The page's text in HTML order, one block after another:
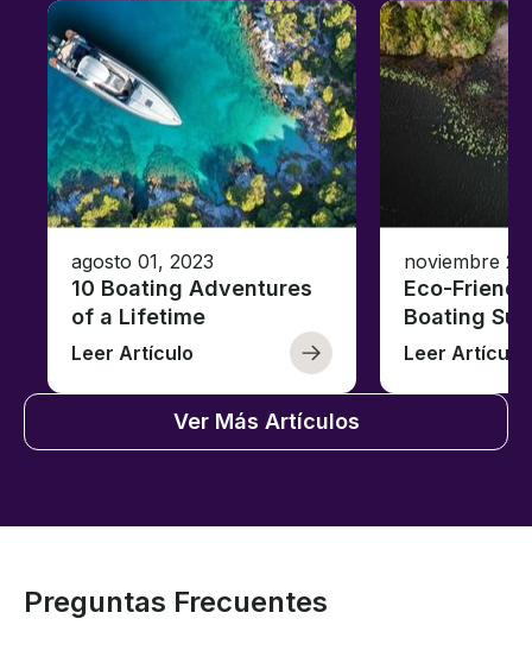
agosto 01, 2023
10 Boating Adventures
of a Lifetime
Leer Artículo
noviembre
Eco-
Boating
Leer Artículo
Ver Más Artículos
Preguntas Frecuentes